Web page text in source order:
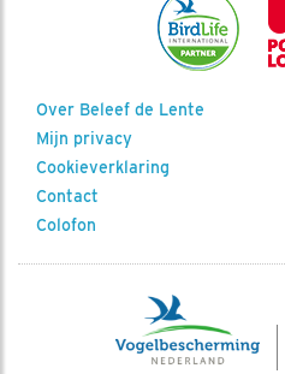
Over Beleef de Lente
Mijn privacy
Cookieverklaring
Contact
Colofon